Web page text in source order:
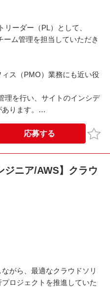
ーダー（PL）として、
ム管理を担当していただき
ス（PMO）業務にも近い役
理を行い、サイトのインシデ
ります。
せていただきます。
応募する お気
ジニア/AWS】クラウ
がら、最適なクラウドソリ
ロジェクトを推進していた